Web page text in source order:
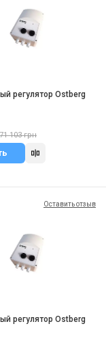
регулятор Ostberg
71 103 грн
Оставить отзыв
регулятор Ostberg